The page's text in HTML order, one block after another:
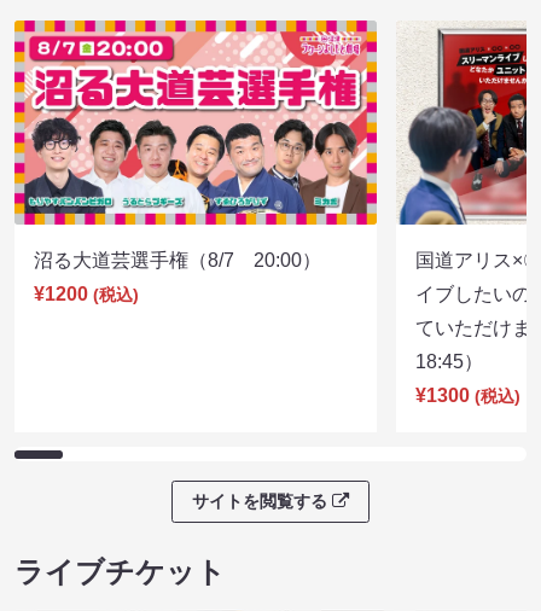
沼る大道芸選手権（8/7 20:00）
¥1200 (税込)
国道アリス×
イブしたいの
ていただけ
18:45）
¥1300 (税込)
サイトを閲覧する
ライブチケット